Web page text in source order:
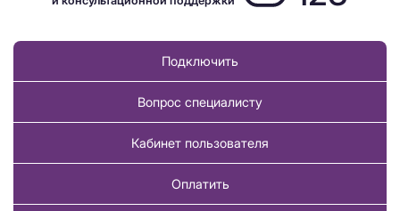
Подключить
Вопрос специалисту
Кабинет пользователя
Оплатить